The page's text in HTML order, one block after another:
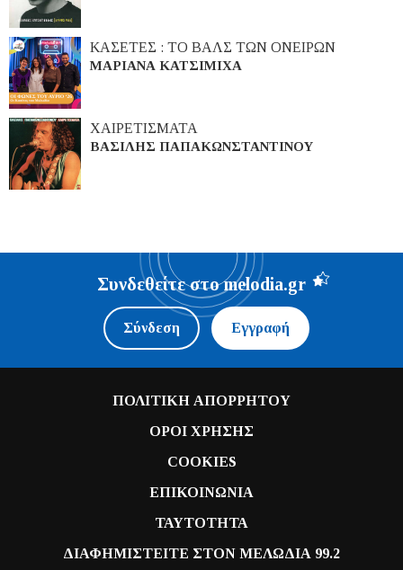
ΚΑΣΕΤΕΣ : ΤΟ ΒΑΛΣ ΤΩΝ ΟΝΕΙΡΩΝ
ΜΑΡΙΑΝΑ ΚΑΤΣΙΜΙΧΑ
ΧΑΙΡΕΤΙΣΜΑΤΑ
ΒΑΣΙΛΗΣ ΠΑΠΑΚΩΝΣΤΑΝΤΙΝΟΥ
Συνδεθείτε στο melodia.gr
Σύνδεση Εγγραφή
ΠΟΛΙΤΙΚΗ ΑΠΟΡΡΗΤΟΥ
ΟΡΟΙ ΧΡΗΣΗΣ
COOKIES
ΕΠΙΚΟΙΝΩΝΙΑ
ΤΑΥΤΟΤΗΤΑ
ΔΙΑΦΗΜΙΣΤΕΙΤΕ ΣΤΟΝ ΜΕΛΩΔΙΑ 99.2